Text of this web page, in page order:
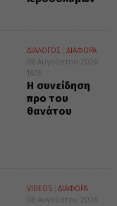
ΔΙΑΛΟΓΟΣ
ΔΙΑΦΟΡΑ
08 Αυγούστου 2026
16:15
Η συνείδηση
προ του
θανάτου
VIDEOS
ΔΙΑΦΟΡΑ
08 Αυγούστου 2026